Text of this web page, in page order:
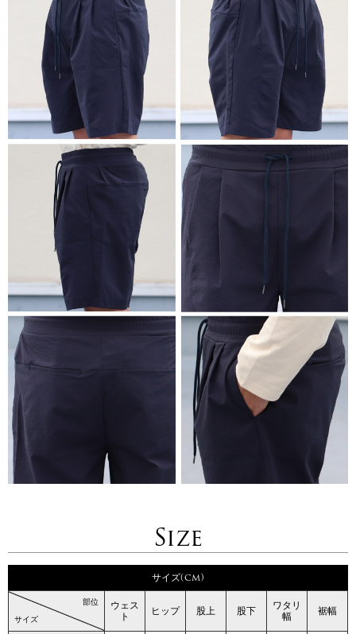
Size
サイズ(cm)
サイズ
部位 ウェス
ト ヒップ 股上 股下 ワタリ
幅 裾幅